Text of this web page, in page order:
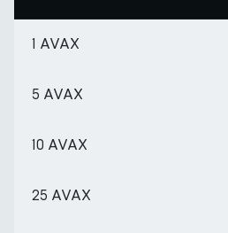
1 AVAX
5 AVAX
10 AVAX
25 AVAX